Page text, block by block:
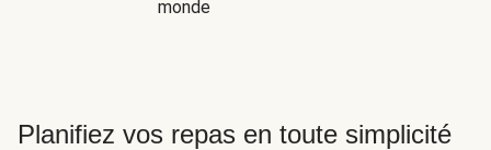
monde
Planifiez vos repas en toute simplicité